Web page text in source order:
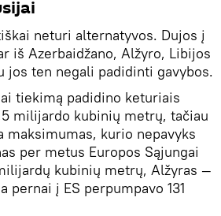
neturi alternatyvos. Dujos į
iš Azerbaidžano, Alžyro, Libijos
jos ten negali padidinti gavybos.
tiekimą padidino keturiais
milijardo kubinių metrų, tačiau
maksimumas, kurio nepavyks
per metus Europos Sąjungai
kubinių metrų, Alžyras —
pernai į ES perpumpavo 131